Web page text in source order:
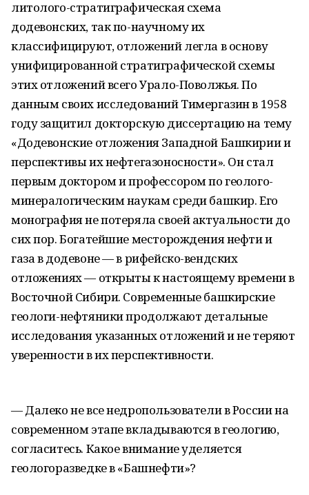
литолого-стратиграфическая схема
додевонских, так по-научному их
классифицируют, отложений легла в основу
унифицированной стратиграфической схемы
этих отложений всего Урало-Поволжья. По
данным своих исследований Тимергазин в 1958
году защитил докторскую диссертацию на тему
«Додевонские отложения Западной Башкирии и
перспективы их нефтегазоносности». Он стал
первым доктором и профессором по геолого-
минералогическим наукам среди башкир. Его
монография не потеряла своей актуальности до
сих пор. Богатейшие месторождения нефти и
газа в додевоне — в рифейско-вендских
отложениях — открыты к настоящему времени в
Восточной Сибири. Современные башкирские
геологи-нефтяники продолжают детальные
исследования указанных отложений и не теряют
уверенности в их перспективности.
— Далеко не все недропользователи в России на
современном этапе вкладываются в геологию,
согласитесь. Какое внимание уделяется
геологоразведке в «Башнефти»?